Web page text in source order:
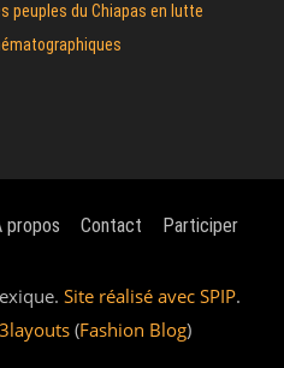
peuples du Chiapas en lutte
propos Contact Participer
Site réalisé avec SPIP.
(Fashion Blog)